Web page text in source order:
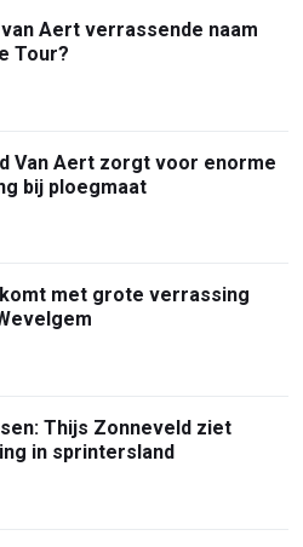
Aert verrassende naam
Tour?
Van Aert zorgt voor enorme
bij ploegmaat
met grote verrassing
Thijs Zonneveld ziet
in sprintersland